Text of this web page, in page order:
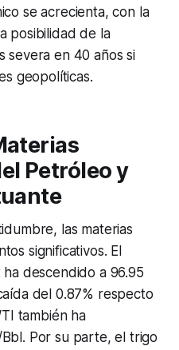
se acrecienta, con la
posibilidad de la
severa en 40 años si
geopolíticas.
Petróleo y
las materias
significativos. El
descendido a 96.95
del 0.87% respecto
también ha
Por su parte, el trigo